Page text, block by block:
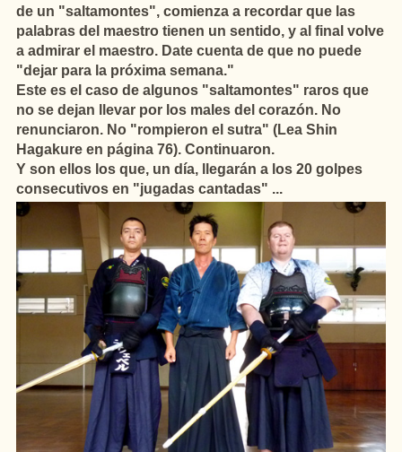
de un "saltamontes", comienza a recordar que las
palabras del maestro tienen un sentido, y al final volve
a admirar el maestro. Date cuenta de que no puede
"dejar para la próxima semana."
Este es el caso de algunos "saltamontes" raros que
no se dejan llevar por los males del corazón. No
renunciaron. No "rompieron el sutra" (Lea Shin
Hagakure en página 76). Continuaron.
Y son ellos los que, un día, llegarán a los 20 golpes
consecutivos en "jugadas cantadas" ...